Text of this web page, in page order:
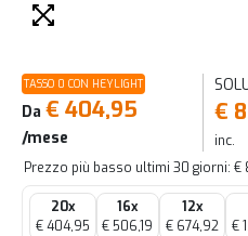
TASSO 0 CON HEYLIGHT
Da € 404,95
/mese
€
inc.
Prezzo più basso ultimi 30 giorni: €
20x
€ 404,95
16x
€ 506,19
12x
€ 674,92
€